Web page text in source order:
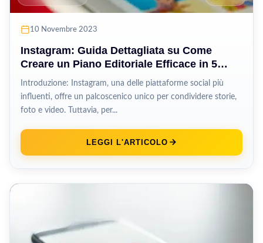
10 Novembre 2023
Instagram: Guida Dettagliata su Come
Creare un Piano Editoriale Efficace in 5
Passaggi
Introduzione: Instagram, una delle piattaforme social più
influenti, offre un palcoscenico unico per condividere storie,
foto e video. Tuttavia, per...
LEGGI L'ARTICOLO